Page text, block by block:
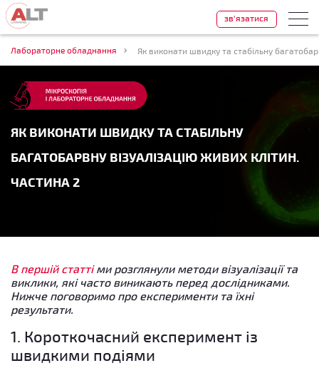
Лабораторне обладнання Як виконати швидку та стабільну
ЯК ВИКОНАТИ ШВИДКУ ТА СТАБІЛЬНУ
БАГАТОБАРВНУ ВІЗУАЛІЗАЦІЮ ЖИВИХ КЛІТИН.
ЧАСТИНА 2
зв'язатися
В першій статтіми розглянули методи візуалізації та
виклики, які часто виникають перед дослідниками.
Нижче поговоримо про експерименти та їхні
результати.
1. Короткочасний експеримент із
швидкими подіями